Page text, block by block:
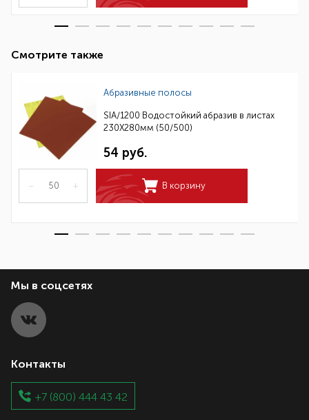
Смотрите также
Абразивные полосы
SIA/1200 Водостойкий абразив в листах
230Х280мм (50/500)
54 руб.
– + В корзину
Мы в соцсетях
Контакты
+7 (800) 444 43 42